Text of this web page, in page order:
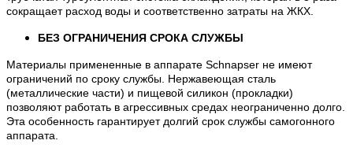
сокращает расход воды и соответственно затраты на ЖКХ.
БЕЗ ОГРАНИЧЕНИЯ СРОКА СЛУЖБЫ
Материалы примененные в аппарате Schnapser не имеют
ограничений по сроку службы. Нержавеющая сталь
(металлические части) и пищевой силикон (прокладки)
позволяют работать в агрессивных средах неограниченно долго.
Эта особенность гарантирует долгий срок службы самогонного
аппарата.